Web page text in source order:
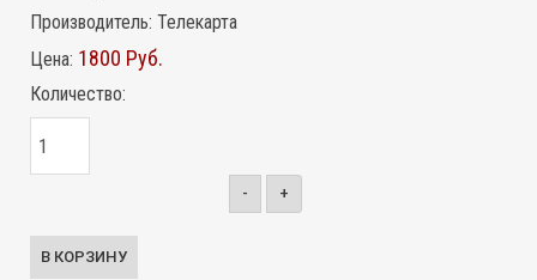
Производитель: Телекарта
Цена: 1800 Руб.
Количество:
- +